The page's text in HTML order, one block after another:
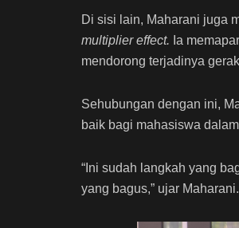
Di sisi lain, Maharani juga
multiplier effect. Ia
mendorong terjadinya
Sehubungan dengan ini,
baik bagi mahasiswa
“Ini sudah langkah yang
yang bagus,” ujar Maharani.